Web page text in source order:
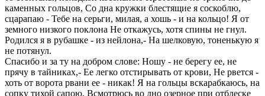
каменных гольцов, Со дна кружки блестящие я соскоблю,
сцарапаю - Тебе на серьги, милая, а хошь - и на кольцо! Я от
земного низкого поклона Не откажусь, хотя спины не гнул.
Родился я в рубашке - из нейлона,- На шелковую, тоненькую я
не потянул.
Спасибо и за ту на добром слове: Ношу - не берегу ее, не
прячу в тайниках,- Ее легко отстирывать от крови, Не рвется -
хоть от ворота рвани ее - никак! Я на гольцы вскарабкаюсь, на
сопку тихой сапою, Всмотрюсь во дно озерное при отблеске